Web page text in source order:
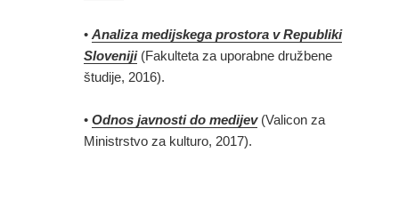
•Analiza medijskega prostora v Republiki
Sloveniji(Fakulteta za uporabne družbene
študije, 2016).
•Odnos javnosti do medijev(Valicon za
Ministrstvo za kulturo, 2017).